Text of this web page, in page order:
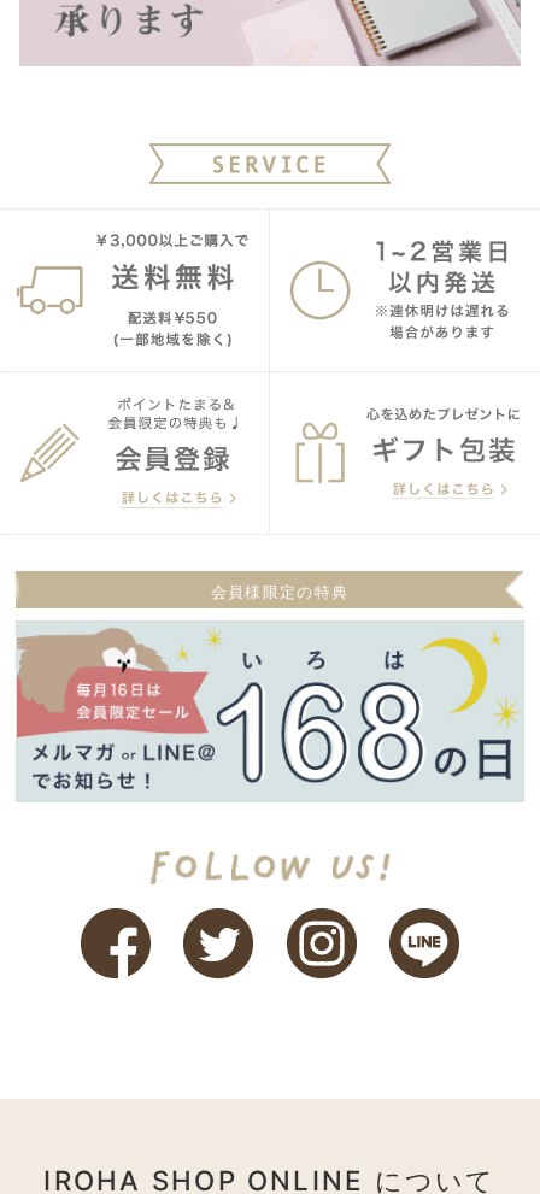
会員様限定の特典
IROHA SHOP ONLINE について